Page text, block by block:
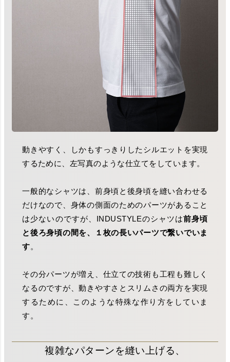
動きやすく、しかもすっきりしたシルエットを実現
するために、左写真のような仕立てをしています。
一般的なシャツは、前身頃と後身頃を縫い合わせる
だけなので、身体の側面のためのパーツがあること
は少ないのですが、INDUSTYLEのシャツは前身頃
と後ろ身頃の間を、１枚の長いパーツで繋いでいま
す。
その分パーツが増え、仕立ての技術も工程も難しく
なるのですが、動きやすさとスリムさの両方を実現
するために、このような特殊な作り方をしていま
す。
複雑なパターンを縫い上げる、